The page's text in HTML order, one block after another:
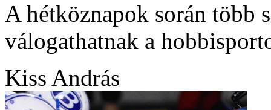
A hétköznapok során több
válogathatnak a
Kiss András